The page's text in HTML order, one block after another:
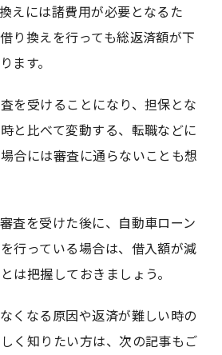
えには諸費用が必要となるた
り換えを行っても総返済額が下
ます。
を受けることになり、担保とな
と比べて変動する、転職などに
合には審査に通らないことも想
査を受けた後に、自動車ローン
行っている場合は、借入額が減
は把握しておきましょう。
くなる原因や返済が難しい時の
く知りたい方は、次の記事もご